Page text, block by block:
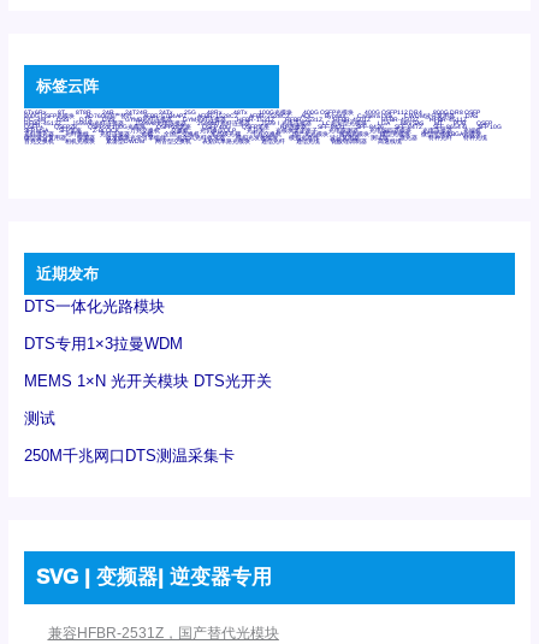
标签云阵
6Tx6Rx 8T 8T8R 24R 24T24R 24Tx 25G 48Rx 48Tx 100G光模块 400G OSFP光模块 400G QSFP112 DR4 800G DR8 OSFP
800G OSFP光模块 AD7606国产替代 AFBR-57B4APZ AFBR-1528CZ AFBR-2528CZ AOC Bypass Camera Link CWDM波分复用器 DAS
DC~4M DSS DTS DVS GYMB光纤连接器 GYM光纤连接器 HFBR-1531Z HFBR-2531Z HFBR-4501Z HFBR-4503Z HFBR-4511Z
HFBR-4513Z J599A6光纤连接器 J599A8光电连接器 J599MT光纤连接器 J599Ⅰ光电连接器 LC超短型光模块 LGA Mini SAS MT POB QSFP
QSFP+ QSFP28 QSFP28 100G光模块 QSFP28笼座 QSFP 40G QSFP笼座 RP连接器 SFF-8431 SFF-8436 SFF-8472 SFF-8654 4i SFP 10G
SFP MSA SFP笼座 Z-BLOCK 万兆交换机 交换机 光切换仪OLP 光开关 光模块笼子座子 光电探测器 光电编码器模块 光电连接器 光端机
光纤激光器 光纤跳线 光纤连接器 光耦 全国产交换机 军品级光耦 千兆交换机 国产化光模块 射频光模块 微型光模块 微型可插拔BGA光模块
微型波分复用器 探测器 收发模块光学引擎组件 机架式光纤收发器 模拟光发射模块 模拟光器件 波分复用器 测试版 激光器 特种光纤 特种光缆
百兆交换机 相机光模块 紧凑型DWDM 网管型交换机 表贴式单路光模块 通信光纤 通信光缆 铌酸锂调制器 高速线缆
近期发布
DTS一体化光路模块
DTS专用1×3拉曼WDM
MEMS 1×N 光开关模块 DTS光开关
测试
250M千兆网口DTS测温采集卡
SVG | 变频器| 逆变器专用
兼容HFBR-2531Z，国产替代光模块